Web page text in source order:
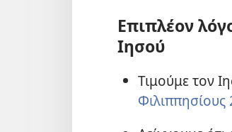
Επιπλέον
Ιησού
Τιμούμε τον
Φιλιππησίους